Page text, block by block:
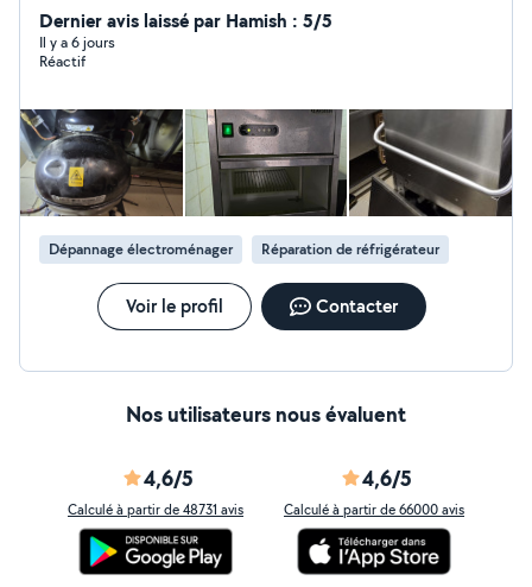
Dernier avis laissé par Hamish : 5/5
Il y a 6 jours
Réactif
Dépannage électroménager Réparation de réfrigérateur
Voir le profil Contacter
Nos utilisateurs nous évaluent
4,6/5
Calculé à partir de 48731 avis
4,6/5
Calculé à partir de 66000 avis